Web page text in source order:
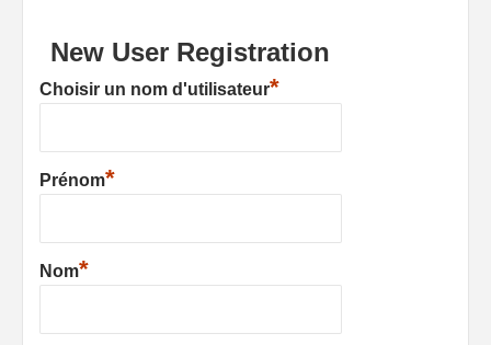
New User Registration
Choisir un nom d'utilisateur*
Prénom*
Nom*